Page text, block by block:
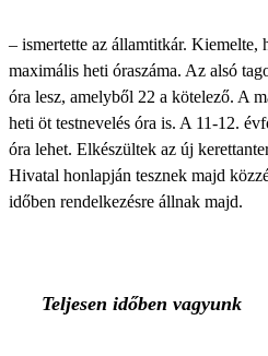
– ismertette az államtitkár. Kiemelte,
maximális heti óraszáma. Az alsó
óra lesz, amelyből 22 a kötelező. A
heti öt testnevelés óra is. A 11-12.
óra lehet. Elkészültek az új
Hivatal honlapján tesznek majd
időben rendelkezésre állnak majd.
Teljesen időben vagyunk